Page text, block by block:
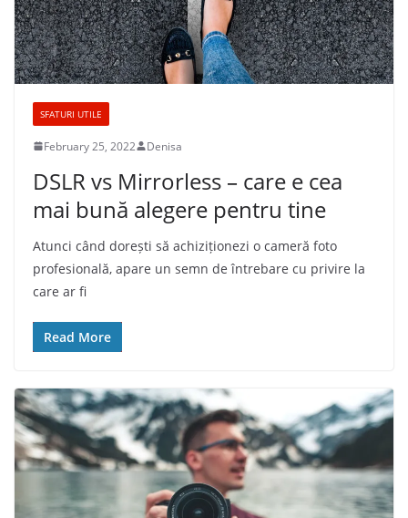
SFATURI UTILE
February 25, 2022 Denisa
DSLR vs Mirrorless – care e cea
mai bună alegere pentru tine
Atunci când dorești să achiziționezi o cameră foto
profesională, apare un semn de întrebare cu privire la
care ar fi
Read More